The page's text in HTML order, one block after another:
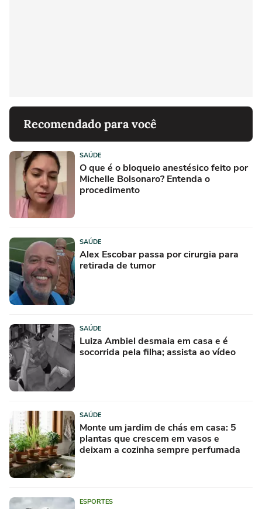
Recomendado para você
SAÚDE
O que é o bloqueio anestésico feito por
Michelle Bolsonaro? Entenda o
procedimento
SAÚDE
Alex Escobar passa por cirurgia para
retirada de tumor
SAÚDE
Luiza Ambiel desmaia em casa e é
socorrida pela filha; assista ao vídeo
SAÚDE
Monte um jardim de chás em casa: 5
plantas que crescem em vasos e
deixam a cozinha sempre perfumada
ESPORTES